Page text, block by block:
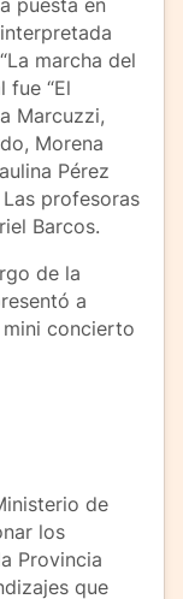
puesta en
marcha del
fue “El
Marcuzzi,
Morena
Pérez
profesoras
Barcos.
de la
a
mini concierto
de
los
Provincia
que